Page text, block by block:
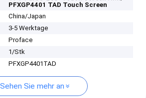
PFXGP4401 TAD Touch Screen
China/Japan
3-5 Werktage
Proface
1/Stk
PFXGP4401TAD
Sehen Sie mehr an